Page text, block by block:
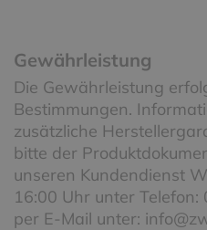
Gewährleistung
Die Gewährleistung
Bestimmungen.
zusätzliche
bitte der
unseren Kundendienst
16:00 Uhr unter
per E-Mail unter: